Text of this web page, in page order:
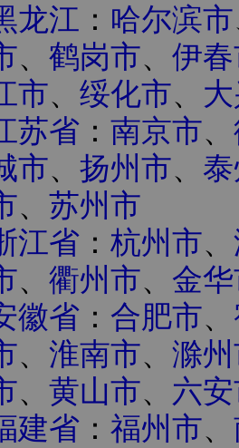
龙江 ： 哈尔滨市
、 鹤岗市、 伊
市、 绥化市、
苏省： 南京市、
市、 扬州市、
、 苏州市
江省： 杭州市、
、 衢州市、 金
徽省： 合肥市、
、 淮南市、 滁
、 黄山市、 六
建省： 福州市、